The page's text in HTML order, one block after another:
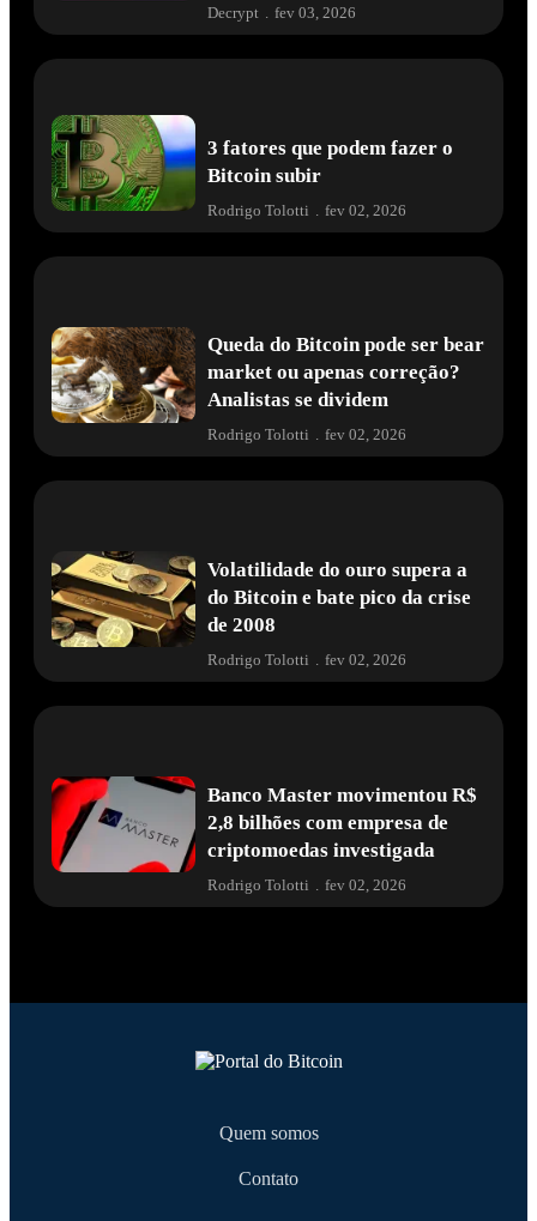
Decrypt . fev 03, 2026
3 fatores que podem fazer o
Bitcoin subir
Rodrigo Tolotti fev 02, 2026
Queda do Bitcoin pode ser bear
market ou apenas correção?
Analistas se dividem
Rodrigo Tolotti . fev 02, 2026
Volatilidade do ouro supera a
do Bitcoin e bate pico da crise
de 2008
Rodrigo Tolotti . fev 02, 2026
Banco Master movimentou R$
2,8 bilhões com empresa de
criptomoedas investigada
Rodrigo Tolotti fev 02, 2026
Quem somos
Contato